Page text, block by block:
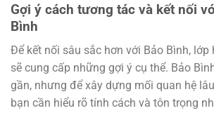
Gợi ý cách tương tác và kết nối
Bình
Để kết nối sâu sắc hơn với Bảo Bình,
sẽ cung cấp những gợi ý cụ thể. Bảo
gần, nhưng để xây dựng mối quan hệ
bạn cần hiểu rõ tính cách và tôn trọng